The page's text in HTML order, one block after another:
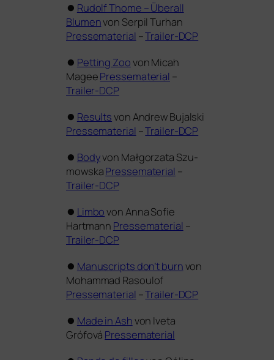
⏺ Rudolf Thome – Überall
Blumenvon Serpil Turhan
Pres­se­ma­te­rial –Trailer-DCP
⏺ Petting Zoovon Micah
MageePressematerial –
Trailer-DCP
⏺ Resultsvon Andrew Bujalski
Pressematerial –Trailer-DCP
⏺ Bodyvon Małgorz­ata Szu­
mow­skaPressematerial –
Trailer-DCP
⏺ Limbovon Anna Sofie
Hartmann Pressematerial –
Trailer-DCP
⏺ Manuscripts don’t burnvon
Mohammad Rasoulof
Pressematerial –Trailer-DCP
⏺ Made in Ashvon Iveta
Grófová Pressematerial